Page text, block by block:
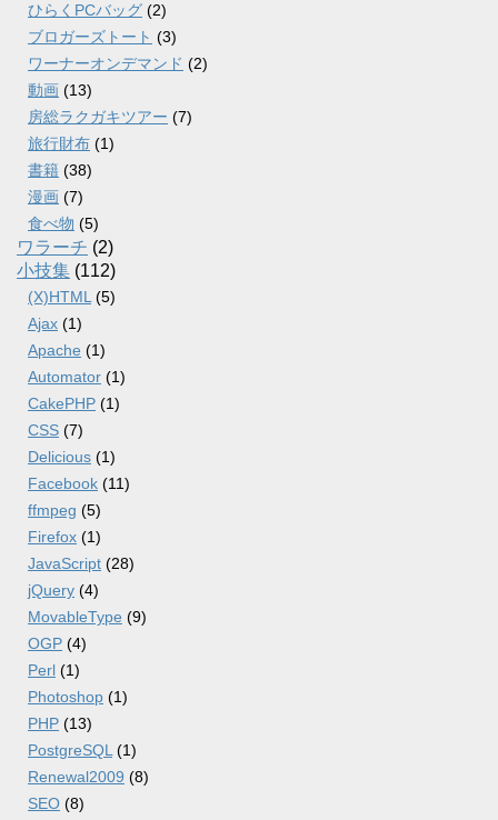
ひらくPCバッグ (2)
ブロガーズトート (3)
ワーナーオンデマンド (2)
動画 (13)
房総ラクガキツアー (7)
旅行財布 (1)
書籍 (38)
漫画 (7)
食べ物 (5)
ワラーチ (2)
小技集 (112)
(X)HTML (5)
Ajax (1)
Apache (1)
Automator (1)
CakePHP (1)
CSS (7)
Delicious (1)
Facebook (11)
ffmpeg (5)
Firefox (1)
JavaScript (28)
jQuery (4)
MovableType (9)
OGP (4)
Perl (1)
Photoshop (1)
PHP (13)
PostgreSQL (1)
Renewal2009 (8)
SEO (8)